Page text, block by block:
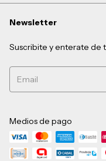
Newsletter
Suscribite y enterate de
Medios de pago